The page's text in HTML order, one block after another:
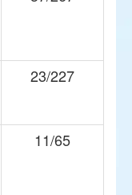
23/227
11/65